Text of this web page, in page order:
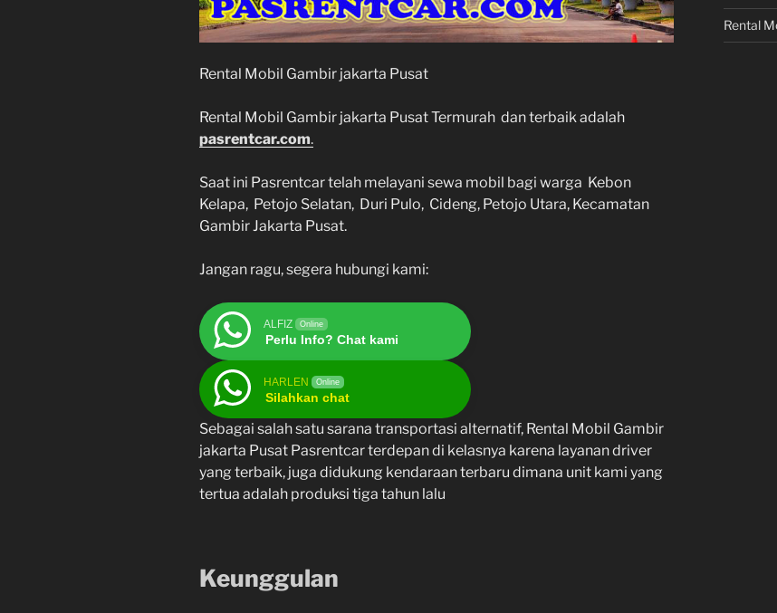
Rental Mobil Gambir jakarta Pusat
Rental Mobil Gambir jakarta Pusat Termurah dan terbaik adalah
pasrentcar.com.
Saat ini Pasrentcar telah melayani sewa mobil bagi warga Kebon
Kelapa, Petojo Selatan, Duri Pulo, Cideng, Petojo Utara, Kecamatan
Gambir Jakarta Pusat.
Jangan ragu, segera hubungi kami:
ALFIZ Online
Perlu Info? Chat kami
HARLEN Online
Silahkan chat
Sebagai salah satu sarana transportasi alternatif, Rental Mobil Gambir
jakarta Pusat Pasrentcar terdepan di kelasnya karena layanan driver
yang terbaik, juga didukung kendaraan terbaru dimana unit kami yang
tertua adalah produksi tiga tahun lalu
Keunggulan
Rental